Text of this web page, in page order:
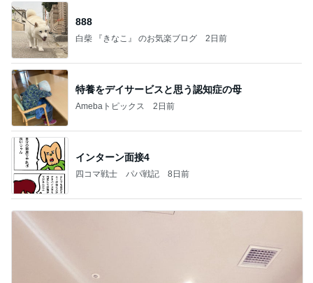
888
白柴 『きなこ』 のお気楽ブログ 2日前
特養をデイサービスと思う認知症の母
Amebaトピックス 2日前
インターン面接4
四コマ戦士 パパ戦記 8日前